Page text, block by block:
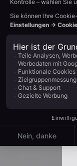
Einfluss
Vorname *
Nachname *
Unternehmen *